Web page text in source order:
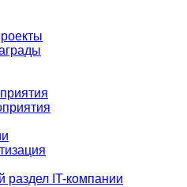
IT-компании